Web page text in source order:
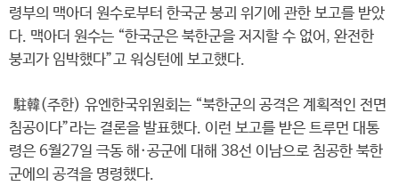
령부의 맥아더 원수로부터 한국군 붕괴 위기에 관한 보고를 받았
다. 맥아더 원수는 “한국군은 북한군을 저지할 수 없어, 완전한
붕괴가 임박했다”고 워싱턴에 보고했다.
駐韓(주한) 유엔한국위원회는 “북한군의 공격은 계획적인 전면
침공이다”라는 결론을 발표했다. 이런 보고를 받은 트루먼 대통
령은 6월27일 극동 해·공군에 대해 38선 이남으로 침공한 북한
군에의 공격을 명령했다.